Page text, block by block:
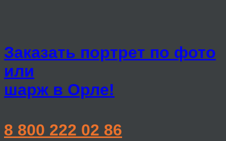
Заказать портрет по фото
или
шарж в Орле!
8 800 222 02 86